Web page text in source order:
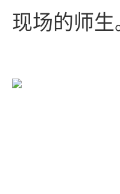
现场的师生